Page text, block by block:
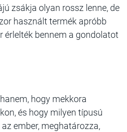
zsákja olyan rossz lenne, de
használt termék apróbb
érlelték bennem a gondolatot
hogy mekkora
és hogy milyen típusú
ember, meghatározza,